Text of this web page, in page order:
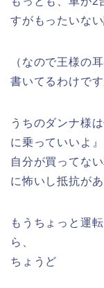
すがもったいない
（なので王様の
書いてるわけです
うちのダンナ様
に乗っていいよ
自分が買ってな
に怖いし抵抗があ
もうちょっと運
ら、
ちょうど